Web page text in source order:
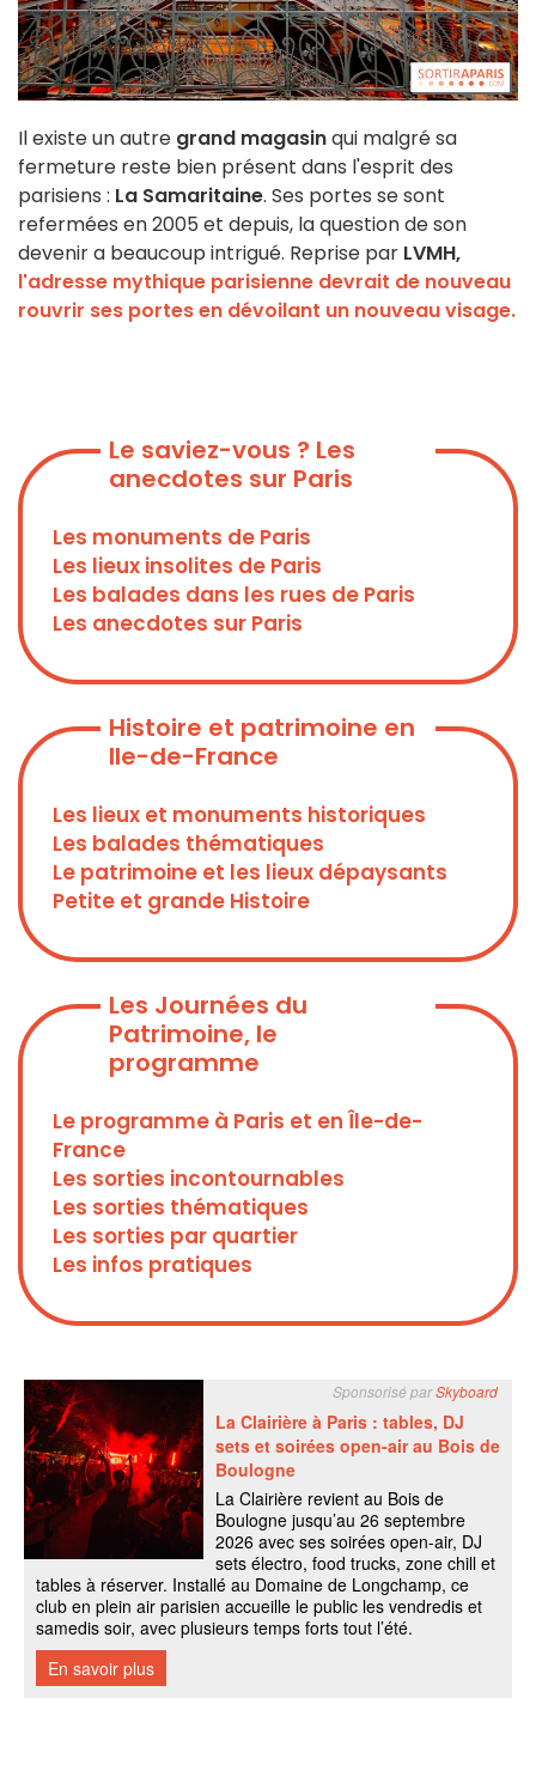
Il existe un autre grand magasinqui malgré sa
fermeture reste bien présent dans l'esprit des
parisiens : La Samaritaine. Ses portes se sont
refermées en 2005 et depuis, la question de son
devenir a beaucoup intrigué. Reprise par LVMH,
l'adresse mythique parisienne devrait de nouveau
rouvrir ses portes en dévoilant un nouveau visage.
Le saviez-vous ? Les
anecdotes sur Paris
Les monuments de Paris
Les lieux insolites de Paris
Les balades dans les rues de Paris
Les anecdotes sur Paris
Histoire et patrimoine en
Ile-de-France
Les lieux et monuments historiques
Les balades thématiques
Le patrimoine et les lieux dépaysants
Petite et grande Histoire
Les Journées du
Patrimoine, le
programme
Le programme à Paris et en Île-de-
France
Les sorties incontournables
Les sorties thématiques
Les sorties par quartier
Les infos pratiques